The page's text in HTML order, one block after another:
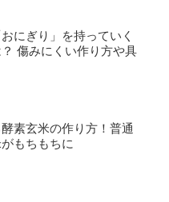
にぎり」を持っていく
傷みにくい作り方や具
素玄米の作り方！普通
もちもちに